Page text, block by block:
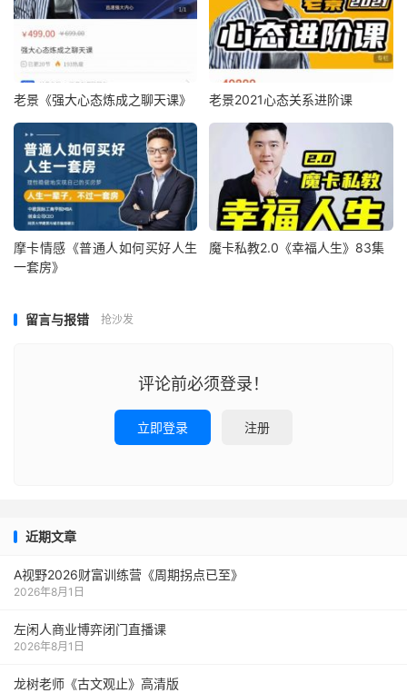
老景《强大心态炼成之聊天课》 老景2021心态关系进阶课
摩卡情感《普通人如何买好人生
一套房》
魔卡私教2.0《幸福人生》83集
留言与报错 抢沙发
评论前必须登录！
立即登录 注册
近期文章
A视野2026财富训练营《周期拐点已至》
2026年8月1日
左闲人商业博弈闭门直播课
2026年8月1日
龙树老师《古文观止》高清版